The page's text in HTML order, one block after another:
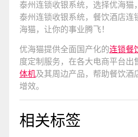
泰州连锁收银系统，选择优海猫
泰州连锁收银系统，餐饮酒店连
海猫，让你的事业腾飞！
优海猫提供全面国产化的连锁餐
度定制服务，在各大电商平台出
体机及其周边产品，帮助餐饮酒
增效。
相关标签